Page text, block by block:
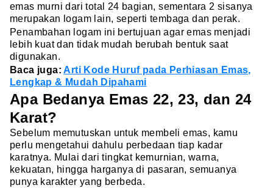
emas murni dari total 24 bagian, sementara 2 sisanya
merupakan logam lain, seperti tembaga dan perak.
Penambahan logam ini bertujuan agar emas menjadi
lebih kuat dan tidak mudah berubah bentuk saat
digunakan.
Baca juga:Arti Kode Huruf pada Perhiasan Emas,
Lengkap & Mudah Dipahami
Apa Bedanya Emas 22, 23, dan 24
Karat?
Sebelum memutuskan untuk membeli emas, kamu
perlu mengetahui dahulu perbedaan tiap kadar
karatnya. Mulai dari tingkat kemurnian, warna,
kekuatan, hingga harganya di pasaran, semuanya
punya karakter yang berbeda.